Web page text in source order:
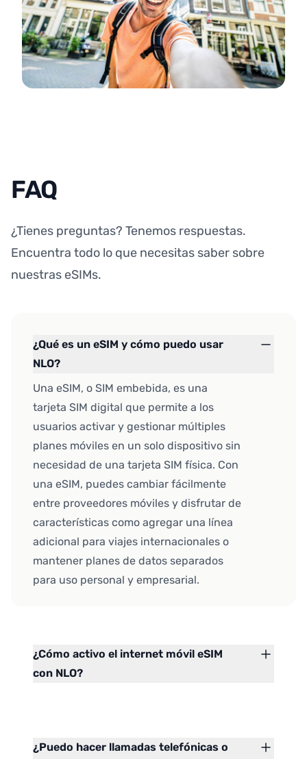
FAQ
¿Tienes preguntas? Tenemos respuestas.
Encuentra todo lo que necesitas saber sobre
nuestras eSIMs.
¿Qué es un eSIM y cómo puedo usar
NLO?
Una eSIM, o SIM embebida, es una
tarjeta SIM digital que permite a los
usuarios activar y gestionar múltiples
planes móviles en un solo dispositivo sin
necesidad de una tarjeta SIM física. Con
una eSIM, puedes cambiar fácilmente
entre proveedores móviles y disfrutar de
características como agregar una línea
adicional para viajes internacionales o
mantener planes de datos separados
para uso personal y empresarial.
¿Cómo activo el internet móvil eSIM
con NLO?
¿Puedo hacer llamadas telefónicas o